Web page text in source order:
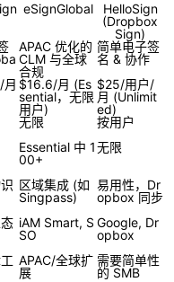
eSignGlobal
HelloSign
(Dropbox
Sign)
APAC 优化的
CLM 与全球
合规
简单电子签
名 & 协作
$16.6/月 (Es
sential，无限
用户)
$25/用户/
月 (Unlimit
ed)
无限
按用户
Essential 中 1
00+
无限
区域集成 (如
Singpass)
易用性，Dr
opbox 同步
iAM Smart, S
SO
Google, Dr
opbox
APAC/全球扩
展
需要简单性
的 SMB